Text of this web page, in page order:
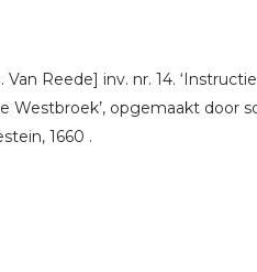
Reede] inv. nr. 14.
Westbroek’, opgemaakt door
1660 .